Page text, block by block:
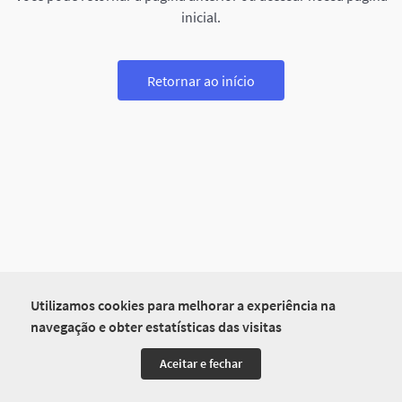
Utilizamos cookies para melhorar a experiência na
navegação e obter estatísticas das visitas
Aceitar e fechar
inicial.
Retornar ao início